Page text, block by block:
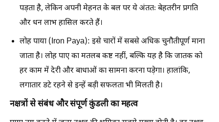
पड़ता है, लेकिन अपनी मेहनत के बल पर ये अंततः बेहतरीन प्रगति
और धन लाभ हासिल करते हैं।
लोह पाया (Iron Paya): इसे चारों में सबसे अधिक चुनौतीपूर्ण माना
जाता है। लोह पाए का मतलब कष्ट नहीं, बल्कि यह है कि जातक को
हर काम में देरी और बाधाओं का सामना करना पड़ेगा। हालांकि,
लगातार डटे रहने से इन्हें बड़ी सफलता भी मिलती है।
नक्षत्रों से संबंध और संपूर्ण कुंडली का महत्व